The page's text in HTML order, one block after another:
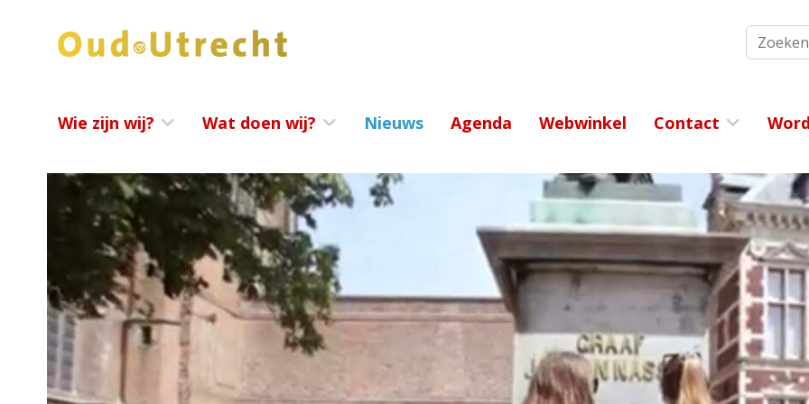
Zoeken
Wie zijn wij? Wat doen wij? Nieuws Agenda Webwinkel Contact